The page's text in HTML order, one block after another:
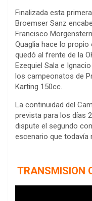
Finalizada esta
Broemser Sanz
Francisco
Quaglia hace lo propio
quedó al frente de la
Ezequiel Sala e
los campeonatos de
Karting 150cc.
La continuidad del
prevista para los días
dispute el segundo
escenario que
TRANSMISION